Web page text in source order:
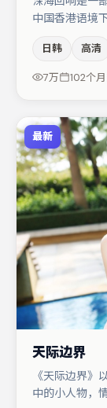
中国香港语境
伟与段奕宏的
推动谜题层层
日韩 高清
7万 102个
最新
天际边界
《天际边界》
中的小人物，